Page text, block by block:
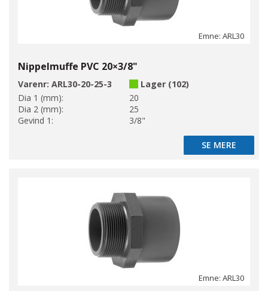
Emne: ARL30
Nippelmuffe PVC 20×3/8"
Varenr: ARL30-20-25-3
Lager (102)
Dia 1 (mm):
20
Dia 2 (mm):
25
Gevind 1:
3/8"
SE MERE
SE MERE
Emne: ARL30